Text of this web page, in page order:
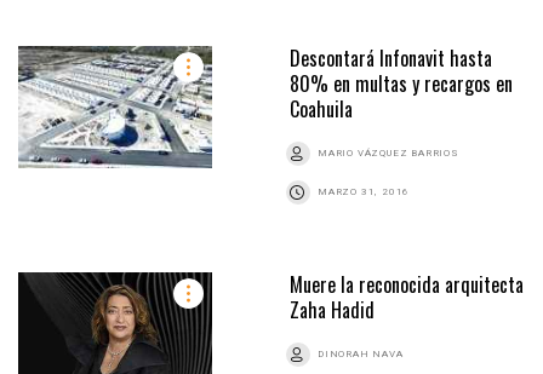
Descontará Infonavit hasta
80% en multas y recargos en
Coahuila
MARIO VÁZQUEZ BARRIOS
MARZO 31, 2016
Muere la reconocida arquitecta
Zaha Hadid
DINORAH NAVA